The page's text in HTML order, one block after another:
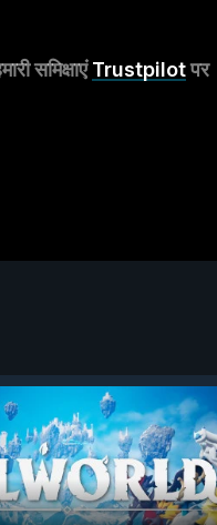
समिक्षाएंTrustpilotपर